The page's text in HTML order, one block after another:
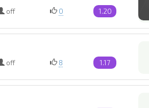
off 0 1.20
off 8 1.17